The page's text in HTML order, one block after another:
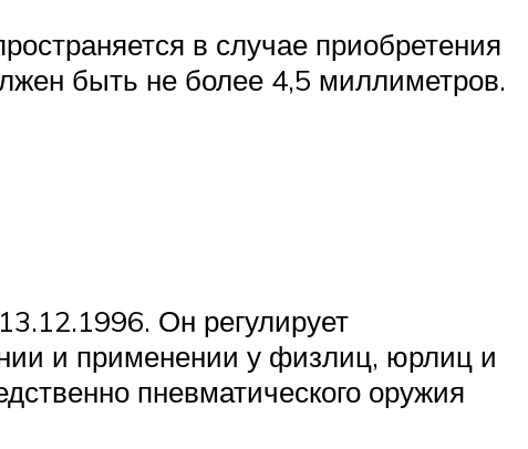
в случае приобретения
быть не более 4,5 миллиметров.
Он регулирует
и применении у физлиц, юрлиц и
пневматического оружия